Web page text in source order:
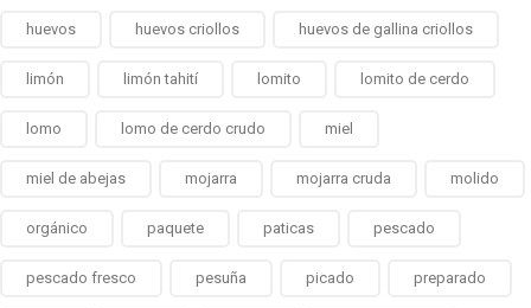
huevos huevos criollos huevos de gallina criollos
limón limón tahití lomito lomito de cerdo
lomo lomo de cerdo crudo miel
miel de abejas mojarra mojarra cruda molido
orgánico paquete paticas pescado
pescado fresco pesuña picado preparado